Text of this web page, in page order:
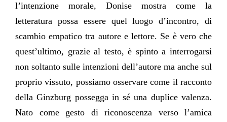
l’intenzione morale, Donise mostra come la
letteratura possa essere quel luogo d’incontro, di
scambio empatico tra autore e lettore. Se è vero che
quest’ultimo, grazie al testo, è spinto a interrogarsi
non soltanto sulle intenzioni dell’autore ma anche sul
proprio vissuto, possiamo osservare come il racconto
della Ginzburg possegga in sé una duplice valenza.
Nato come gesto di riconoscenza verso l’amica